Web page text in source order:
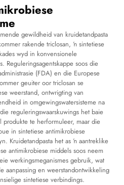
gewildheid van kruidetandpasta
rakende triclosan, ŉ sintetiese
wyd in konvensionele
Reguleringsagentskappe soos die
(FDA) en die Europese
geuiter oor triclosan se
weerstand, ontwrigting van
in omgewingswatersisteme na
reguleringswaarskuwings het baie
produkte te herformuleer, maar die
in sintetiese antimikrobiese
Kruidetandpasta het as ŉ aantreklike
antimikrobiese middels soos neem
werkingsmeganismes gebruik, wat
aanpassing en weerstandontwikkeling
sintetiese verbindings.